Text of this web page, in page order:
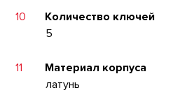
10
Количество ключей
5
11
Материал корпуса
латунь